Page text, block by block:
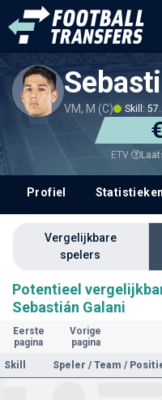
VM, M (C) Skill:
ETV
Profiel Statistieken
Vergelijkbare
spelers
Potentieel
Sebastián Galani
Eerste
pagina
Vorige
pagina
Skill
Speler / Team /